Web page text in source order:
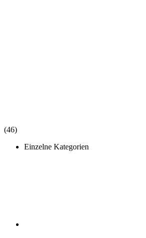
(46)
Einzelne Kategorien